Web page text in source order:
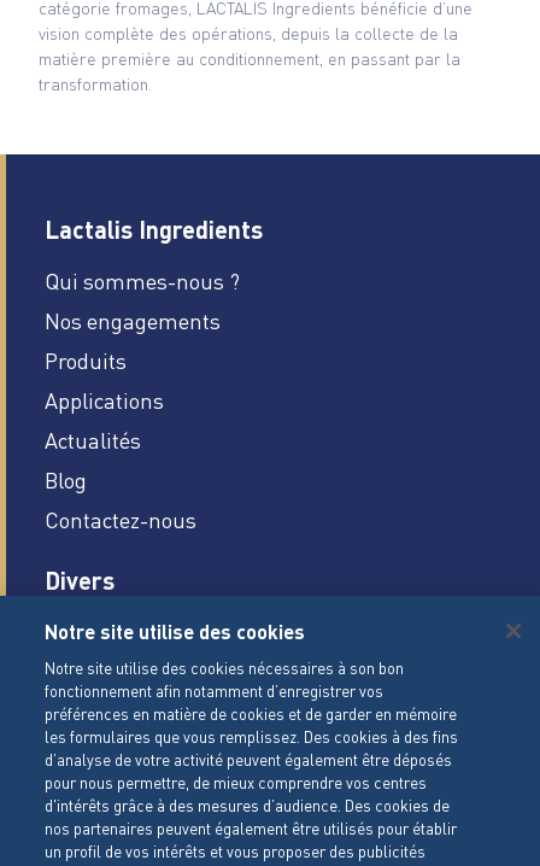
catégorie fromages, LACTALIS Ingredients bénéficie d’une
vision complète des opérations, depuis la collecte de la
matière première au conditionnement, en passant par la
transformation.
Lactalis Ingredients
Qui sommes-nous ?
Nos engagements
Produits
Applications
Actualités
Blog
Contactez-nous
Divers
Carrières
Mentions légales
Conditions Générales de Vente
Politique de gestion des cookies
Politique de données personnelles
Paramètrage des cookies
Notre site utilise des cookies
Notre site utilise des cookies nécessaires à son bon
fonctionnement afin notamment d’enregistrer vos
préférences en matière de cookies et de garder en mémoire
les formulaires que vous remplissez. Des cookies à des fins
d’analyse de votre activité peuvent également être déposés
pour nous permettre, de mieux comprendre vos centres
d'intérêts grâce à des mesures d’audience. Des cookies de
nos partenaires peuvent également être utilisés pour établir
un profil de vos intérêts et vous proposer des publicités